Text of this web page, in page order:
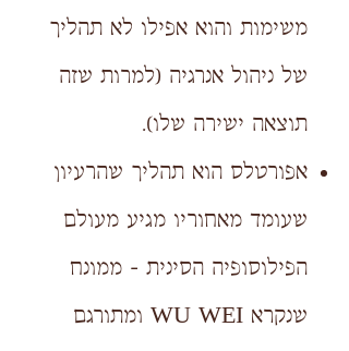
משימות והוא אפילו לא תהליך
של ניהול אנרגיה (למרות שזה
תוצאה ישירה שלו).
אפורטלס הוא תהליך שהרעיון
שעומד מאחוריו מגיע מעולם
הפילוסופיה הסינית - ממונח
שנקרא WU WEI ומתורגם